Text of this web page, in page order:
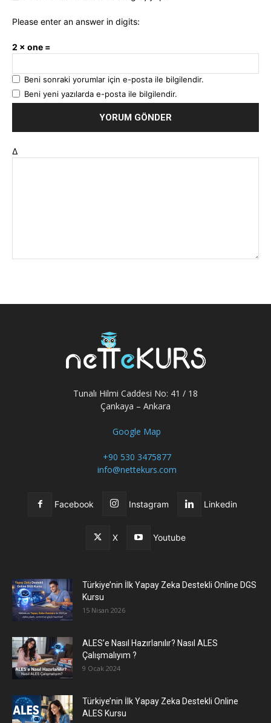
Please enter an answer in digits:
2 × one =
Beni sonraki yorumlar için e-posta ile bilgilendir.
Beni yeni yazılarda e-posta ile bilgilendir.
Δ
Tunalı Hilmi Caddesi No: 41 / 18
Çankaya – Ankara
Google Map
+90 530 3475877
info@nettekurs.com
Facebook Instagram Linkedin
X Youtube
Türkiye’nin İlk Yapay Zeka Destekli Online DGS
Kursu
15 Nisan 2026
ALES’e Nasıl Hazırlanılır? Nasıl ALES
Çalışmalıyım ?
9 Ocak 2024
Türkiye’nin İlk Yapay Zeka Destekli Online
ALES Kursu